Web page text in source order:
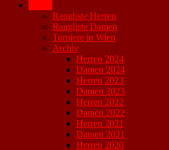
Rangliste Herren
Rangliste Damen
Turniere in Wien
Archiv
Herren 2024
Damen 2024
Herren 2023
Damen 2023
Herren 2022
Damen 2022
Herren 2021
Damen 2021
Herren 2020